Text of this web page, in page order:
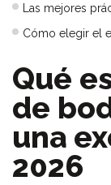
Las mejores
Cómo elegir el
Qué
de
una
2026